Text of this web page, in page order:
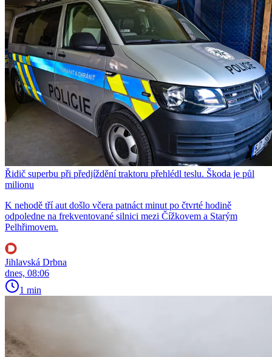
Řidič superbu při předjíždění traktoru přehlédl teslu. Škoda je půl
milionu
K nehodě tří aut došlo včera patnáct minut po čtvrté hodině
odpoledne na frekventované silnici mezi Čížkovem a Starým
Pelhřimovem.
Jihlavská Drbna
dnes, 08:06
1 min